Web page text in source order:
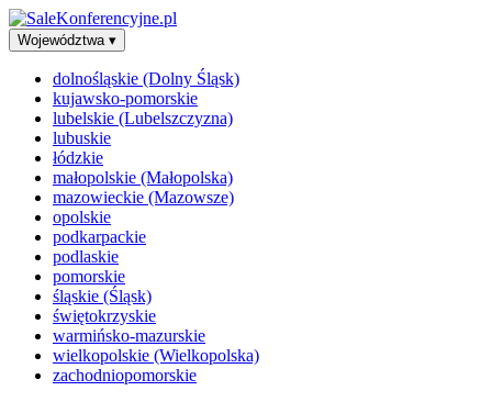
Województwa ▾
dolnośląskie (Dolny Śląsk)
kujawsko-pomorskie
lubelskie (Lubelszczyzna)
lubuskie
łódzkie
małopolskie (Małopolska)
mazowieckie (Mazowsze)
opolskie
podkarpackie
podlaskie
pomorskie
śląskie (Śląsk)
świętokrzyskie
warmińsko-mazurskie
wielkopolskie (Wielkopolska)
zachodniopomorskie